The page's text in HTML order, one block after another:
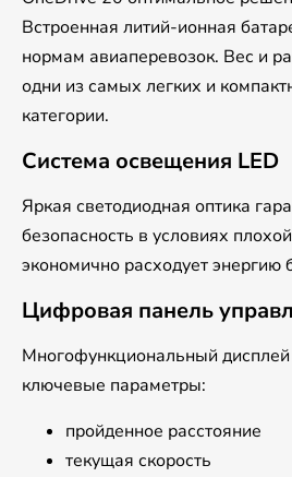
Встроенная литий-ионная
нормам авиаперевозок. Вес и
одни из самых легких и
категории.
Система освещения LED
Яркая светодиодная оптика
безопасность в условиях
экономично расходует энергию
Цифровая панель
Многофункциональный
ключевые параметры:
пройденное расстояние
текущая скорость